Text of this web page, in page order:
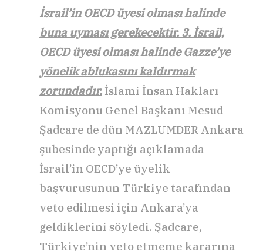
İsrail’in OECD üyesi olması halinde
buna uyması gerekecektir. 3. İsrail,
OECD üyesi olması halinde Gazze’ye
yönelik ablukasını kaldırmak
zorundadır. İslami İnsan Hakları
Komisyonu Genel Başkanı Mesud
Şadcare de dün MAZLUMDER Ankara
şubesinde yaptığı açıklamada
İsrail’in OECD’ye üyelik
başvurusunun Türkiye tarafından
veto edilmesi için Ankara’ya
geldiklerini söyledi. Şadcare,
Türkiye’nin veto etmeme kararına